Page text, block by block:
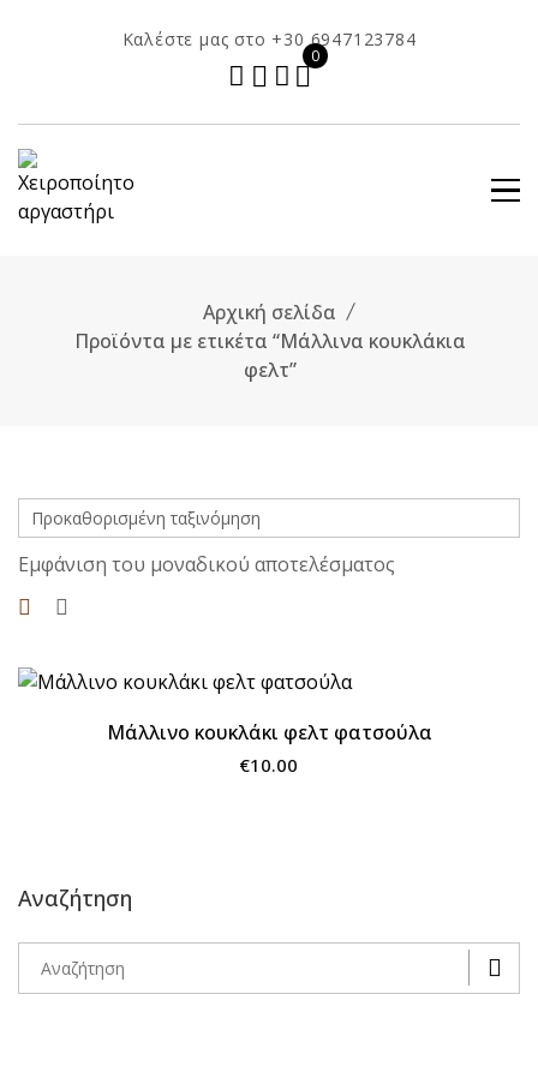
Καλέστε μας στο +30 6947123784
0
Αρχική σελίδα
Προϊόντα με ετικέτα “Μάλλινα κουκλάκια
φελτ”
Αναζήτηση
Αναζήτηση
Εμφάνιση του μοναδικού αποτελέσματος
Μάλλινο κουκλάκι φελτ φατσούλα
€10.00
Μάλλινο κουκλάκι φελτ φατσούλα
€10.00
Μάλλινο κουκλάκι φελτ φατσούλα